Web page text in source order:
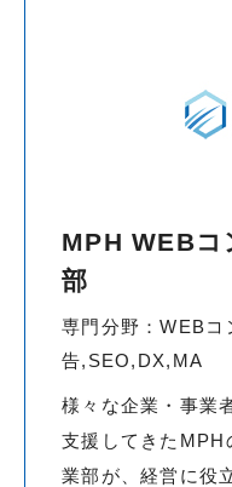
MPH WEBコ
部
専門分野：WEBコ
告,SEO,DX,MA
様々な企業・事業
支援してきたMPH
業部が、経営に役